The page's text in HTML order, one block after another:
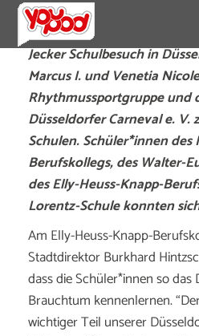
Jecker Schulbesuch in
Marcus I. und Venetia
Rhythmussportgruppe und
Düsseldorfer Carneval e.
Schulen. Schüler*innen des
Berufskollegs, des Walter-
des Elly-Heuss-Knapp-
Lorentz-Schule konnten
Am Elly-Heuss-Knapp-
Stadtdirektor Burkhard
dass die Schüler*innen so das
Brauchtum kennenlernen.
wichtiger Teil unserer